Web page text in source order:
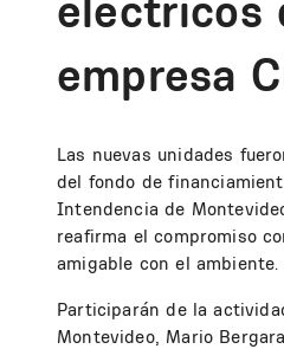
empresa
Las nuevas unidades
del fondo de
Intendencia de
reafirma el compromiso
amigable con el ambiente.
Participarán de la
Montevideo, Mario